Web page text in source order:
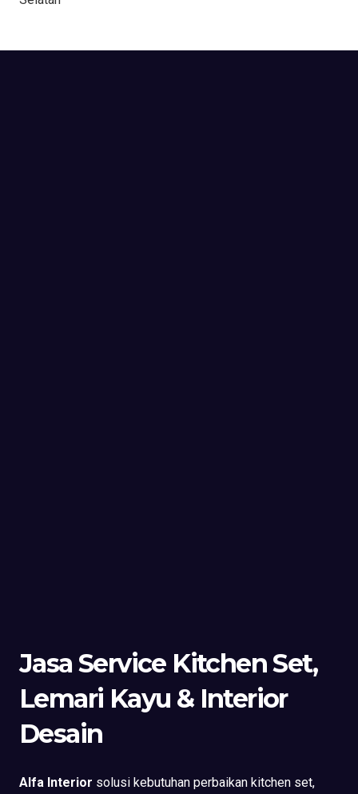
Jasa Service Kitchen Set,
Lemari Kayu & Interior
Desain
Alfa Interior solusi kebutuhan perbaikan kitchen set,